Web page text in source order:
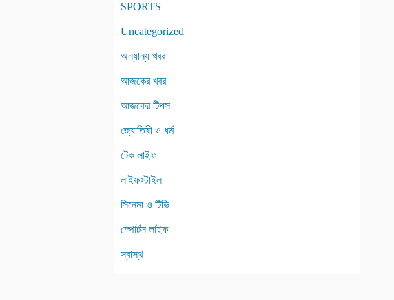
SPORTS
Uncategorized
অন্যান্য খবর
আজকের খবর
আজকের টিপস
জ্যোতিষী ও ধর্ম
টেক লাইফ
লাইফস্টাইল
সিনেমা ও টিভি
স্পোর্টস লাইফ
স্বাস্থ